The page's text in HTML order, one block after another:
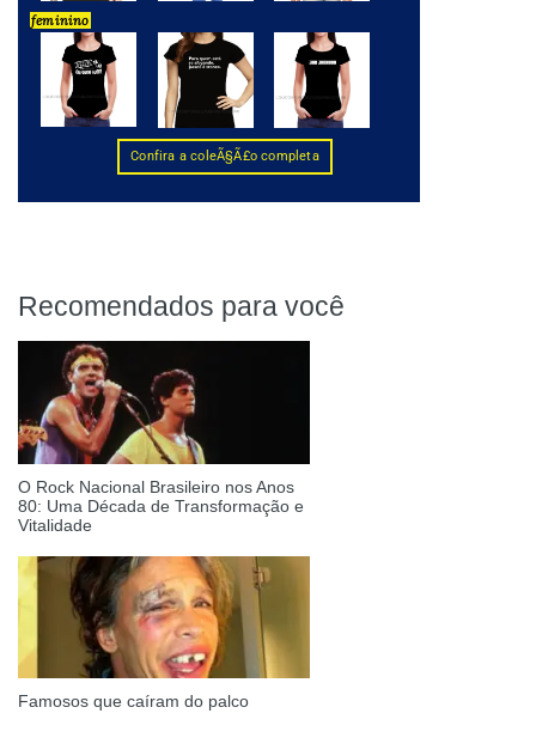
Recomendados para você
O Rock Nacional Brasileiro nos Anos
80: Uma Década de Transformação e
Vitalidade
Famosos que caíram do palco